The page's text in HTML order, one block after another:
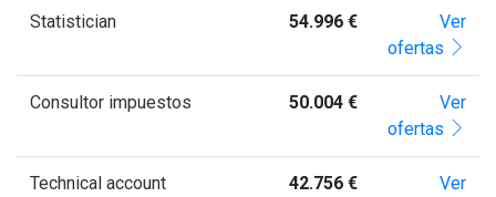
Statistician 54.996 €
Ver
ofertas
Consultor impuestos 50.004 €
Ver
ofertas
Technical account
42.756 €
Ver